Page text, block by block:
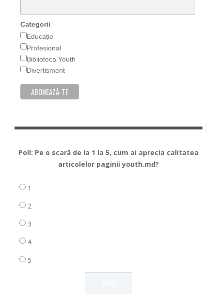
Categorii
Educație
Profesional
Biblioteca Youth
Divertisment
Poll: Pe o scară de la 1 la 5, cum ai aprecia calitatea
articolelor paginii youth.md?
1
2
3
4
5